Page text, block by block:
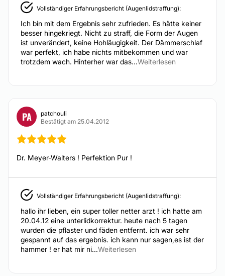
Vollständiger Erfahrungsbericht (Augenlidstraffung):
Ich bin mit dem Ergebnis sehr zufrieden. Es hätte keiner
besser hingekriegt. Nicht zu straff, die Form der Augen
ist unverändert, keine Hohläugigkeit. Der Dämmerschlaf
war perfekt, ich habe nichts mitbekommen und war
trotzdem wach. Hinterher war das...Weiterlesen
PA
patchouli
Bestätigt am 25.04.2012
Dr. Meyer-Walters ! Perfektion Pur !
Vollständiger Erfahrungsbericht (Augenlidstraffung):
hallo ihr lieben, ein super toller netter arzt ! ich hatte am
20.04.12 eine unterlidkorrektur. heute nach 5 tagen
wurden die pflaster und fäden entfernt. ich war sehr
gespannt auf das ergebnis. ich kann nur sagen,es ist der
hammer ! er hat mir ni...Weiterlesen